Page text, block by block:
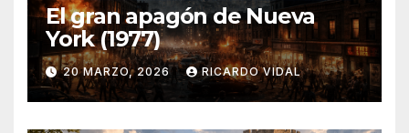
El gran apagón de Nueva
York (1977)
20 MARZO, 2026 RICARDO VIDAL